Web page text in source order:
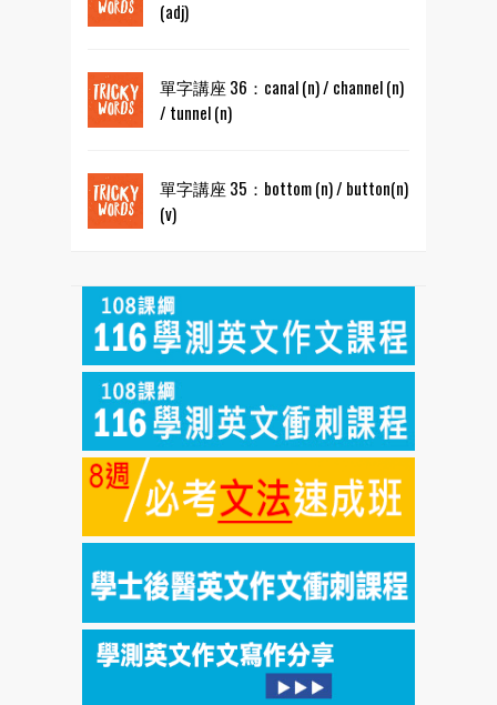
(adj)
單字講座 36：canal (n) / channel (n)
/ tunnel (n)
單字講座 35：bottom (n) / button(n)
(v)